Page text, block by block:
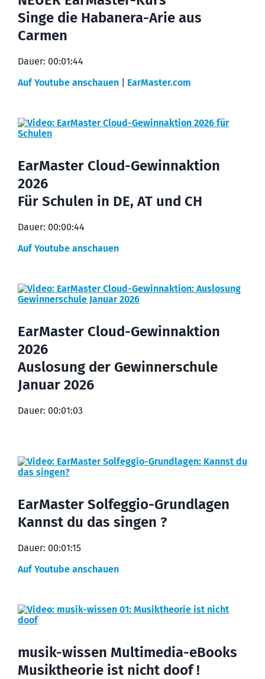
Singe die Habanera-Arie aus
Carmen
Dauer: 00:01:44
Auf Youtube anschauen
EarMaster.com
EarMaster Cloud-Gewinnaktion
2026
Für Schulen in DE, AT und CH
Dauer: 00:00:44
Auf Youtube anschauen
EarMaster Cloud-Gewinnaktion
2026
Auslosung der Gewinnerschule
Januar 2026
Dauer: 00:01:03
EarMaster Solfeggio-Grundlagen
Kannst du das singen ?
Dauer: 00:01:15
Auf Youtube anschauen
musik-wissen Multimedia-eBooks
Musiktheorie ist nicht doof !